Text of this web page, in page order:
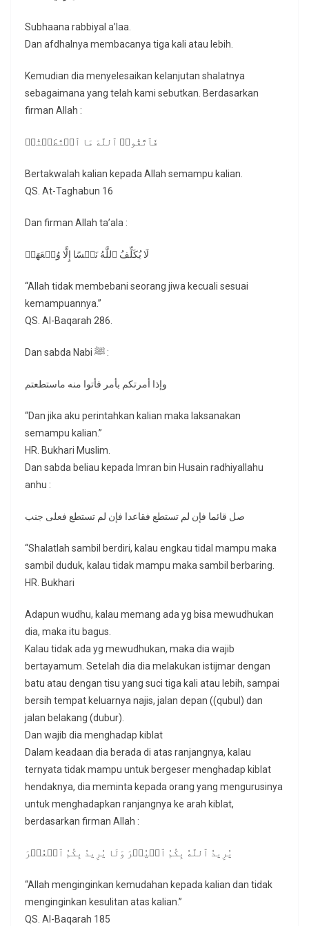
Subhaana rabbiyal a’laa.
Dan afdhalnya membacanya tiga kali atau lebih.
Kemudian dia menyelesaikan kelanjutan shalatnya
sebagaimana yang telah kami sebutkan. Berdasarkan
firman Allah :
فَٱتَّقُوا۟ ٱللَّهَ مَا ٱسۡتَطَعۡتُمۡ
Bertakwalah kalian kepada Allah semampu kalian.
QS. At-Taghabun 16
Dan firman Allah ta’ala :
لَا یُكَلِّفُ ٱللَّهُ نَفۡسًا إِلَّا وُسۡعَهَاۚ
“Allah tidak membebani seorang jiwa kecuali sesuai
kemampuannya.”
QS. Al-Baqarah 286.
Dan sabda Nabi ﷺ :
وإذا أمرتكم بأمر فأتوا منه ماستطعتم
“Dan jika aku perintahkan kalian maka laksanakan
semampu kalian.”
HR. Bukhari Muslim.
Dan sabda beliau kepada Imran bin Husain radhiyallahu
anhu :
صل قائما فإن لم تستطع فقاعدا فإن لم تستطع فعلى جنب
“Shalatlah sambil berdiri, kalau engkau tidal mampu maka
sambil duduk, kalau tidak mampu maka sambil berbaring.
HR. Bukhari
Adapun wudhu, kalau memang ada yg bisa mewudhukan
dia, maka itu bagus.
Kalau tidak ada yg mewudhukan, maka dia wajib
bertayamum. Setelah dia dia melakukan istijmar dengan
batu atau dengan tisu yang suci tiga kali atau lebih, sampai
bersih tempat keluarnya najis, jalan depan ((qubul) dan
jalan belakang (dubur).
Dan wajib dia menghadap kiblat
Dalam keadaan dia berada di atas ranjangnya, kalau
ternyata tidak mampu untuk bergeser menghadap kiblat
hendaknya, dia meminta kepada orang yang mengurusinya
untuk menghadapkan ranjangnya ke arah kiblat,
berdasarkan firman Allah :
یُرِیدُ ٱللَّهُ بِكُمُ ٱلۡیُسۡرَ وَلَا یُرِیدُ بِكُمُ ٱلۡعُسۡرَ
“Allah menginginkan kemudahan kepada kalian dan tidak
menginginkan kesulitan atas kalian.”
QS. Al-Baqarah 185